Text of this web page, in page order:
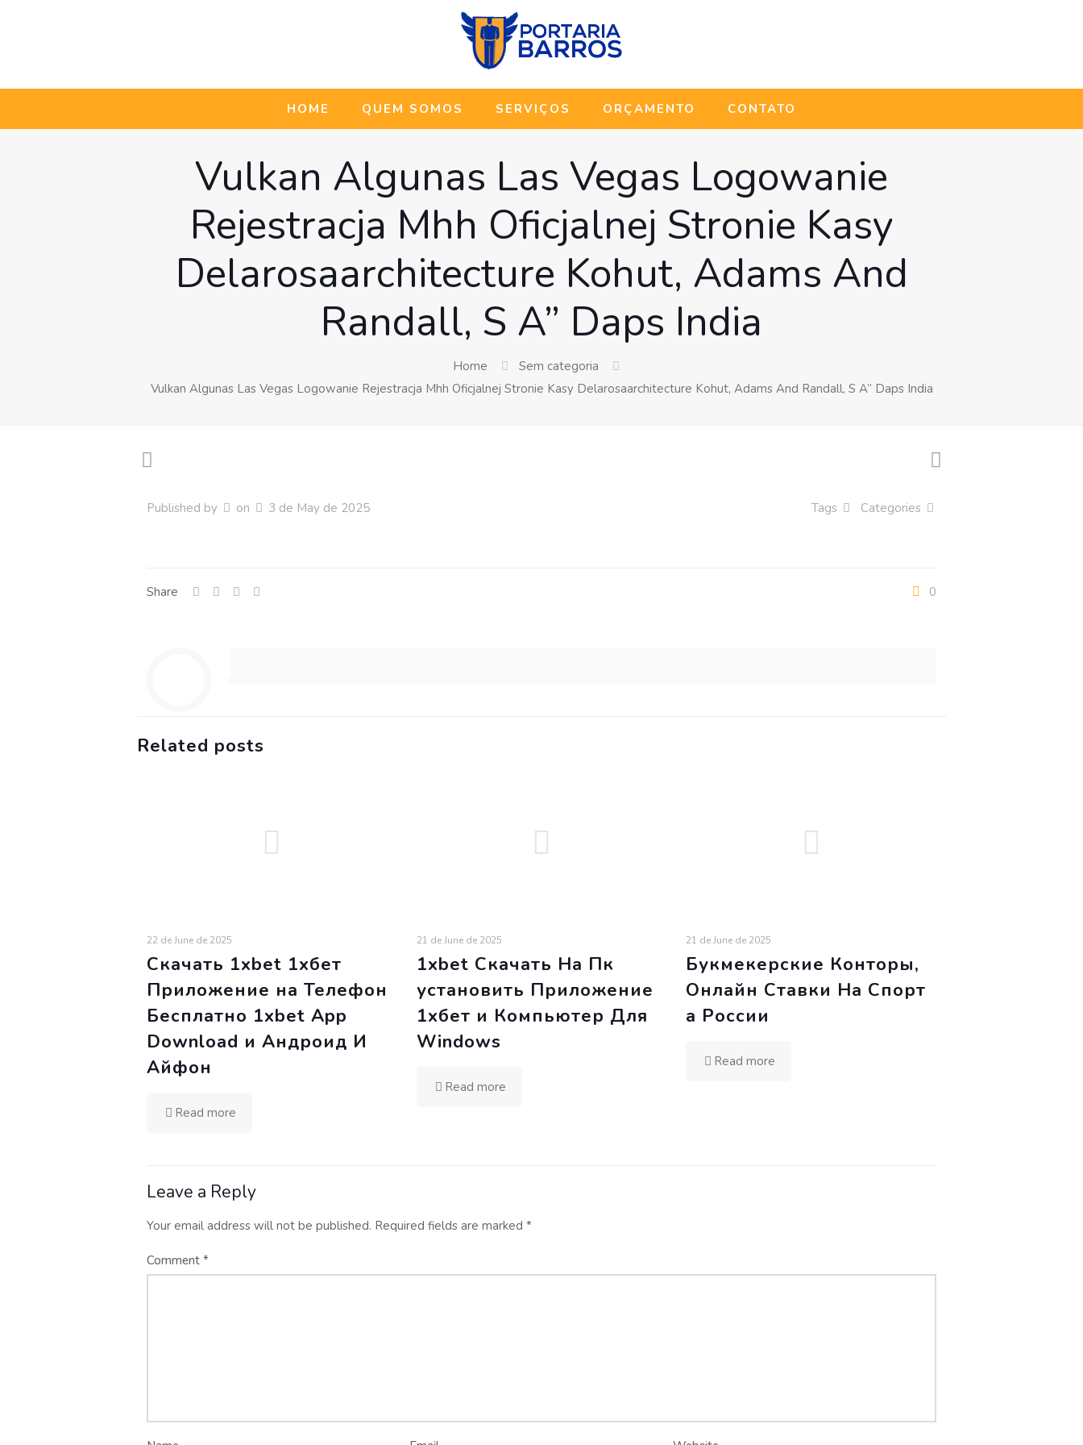
HOME QUEM SOMOS SERVIÇOS ORÇAMENTO CONTATO
Vulkan Algunas Las Vegas Logowanie
Rejestracja Mhh Oficjalnej Stronie Kasy
Delarosaarchitecture Kohut, Adams And
Randall, S A” Daps India
Home
Sem categoria
Vulkan Algunas Las Vegas Logowanie Rejestracja Mhh Oficjalnej Stronie Kasy Delarosaarchitecture Kohut, Adams And Randall, S A” Daps India
Published by on 3 de May de 2025 Categories
Tags
Share 0
Related posts
22 de June de 2025
Скачать 1xbet 1хбет
Приложение на Телефон
Бесплатно 1xbet App
Download и Андроид И
Айфон
Read more
21 de June de 2025
1xbet Скачать На Пк
установить Приложение
1хбет и Компьютер Для
Windows
Read more
21 de June de 2025
Букмекерские Конторы,
Онлайн Ставки На Спорт
а России
Read more
Leave a Reply
Your email address will not be published. Required fields are marked *
Comment *